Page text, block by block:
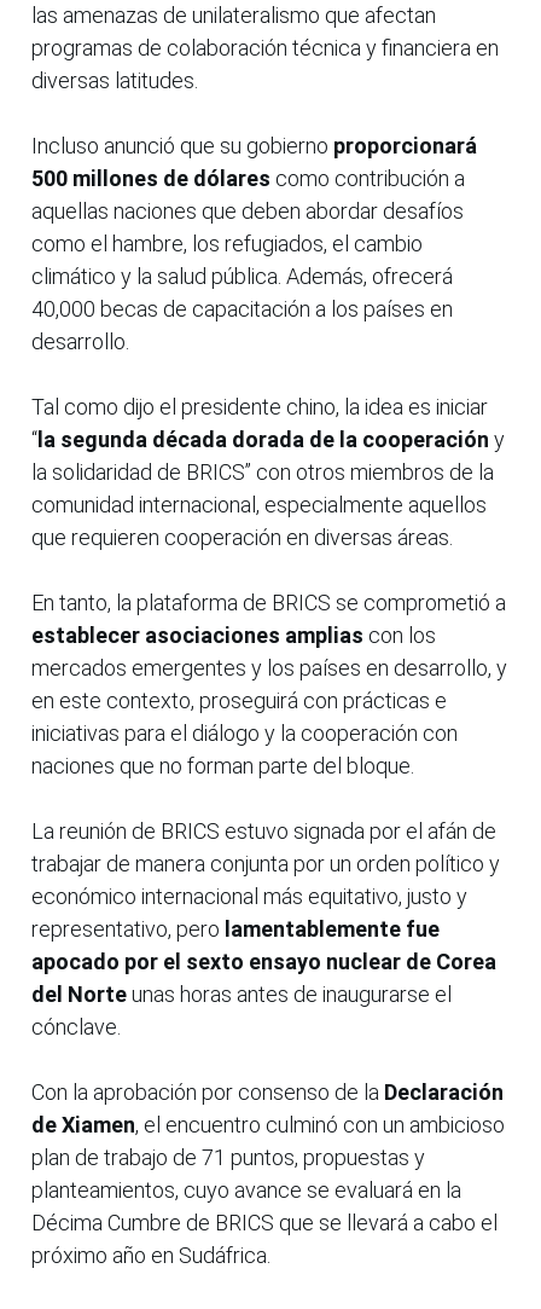
las amenazas de unilateralismo que afectan
programas de colaboración técnica y financiera en
diversas latitudes.
Incluso anunció que su gobierno proporcionará
500 millones de dólares como contribución a
aquellas naciones que deben abordar desafíos
como el hambre, los refugiados, el cambio
climático y la salud pública. Además, ofrecerá
40,000 becas de capacitación a los países en
desarrollo.
Tal como dijo el presidente chino, la idea es iniciar
“ la segunda década dorada de la cooperación y
la solidaridad de BRICS” con otros miembros de la
comunidad internacional, especialmente aquellos
que requieren cooperación en diversas áreas.
En tanto, la plataforma de BRICS se comprometió a
establecer asociaciones amplias con los
mercados emergentes y los países en desarrollo, y
en este contexto, proseguirá con prácticas e
iniciativas para el diálogo y la cooperación con
naciones que no forman parte del bloque.
La reunión de BRICS estuvo signada por el afán de
trabajar de manera conjunta por un orden político y
económico internacional más equitativo, justo y
representativo, pero lamentablemente fue
apocado por el sexto ensayo nuclear de Corea
del Norteunas horas antes de inaugurarse el
cónclave.
Con la aprobación por consenso de la Declaración
de Xiamen, el encuentro culminó con un ambicioso
plan de trabajo de 71 puntos, propuestas y
planteamientos, cuyo avance se evaluará en la
Décima Cumbre de BRICS que se llevará a cabo el
próximo año en Sudáfrica.